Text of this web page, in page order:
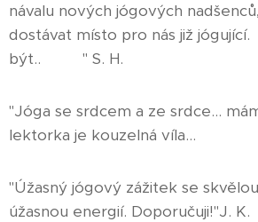
návalu nových jógových
dostávat místo pro nás již
být.. 😉✌🏻" S. H.
"Jóga se srdcem a ze srdce...
lektorka je kouzelná víla...
"Úžasný jógový zážitek se
úžasnou energií. Doporučuji!"J. K.